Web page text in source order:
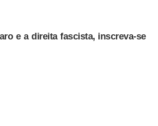
e a direita fascista, inscreva-se